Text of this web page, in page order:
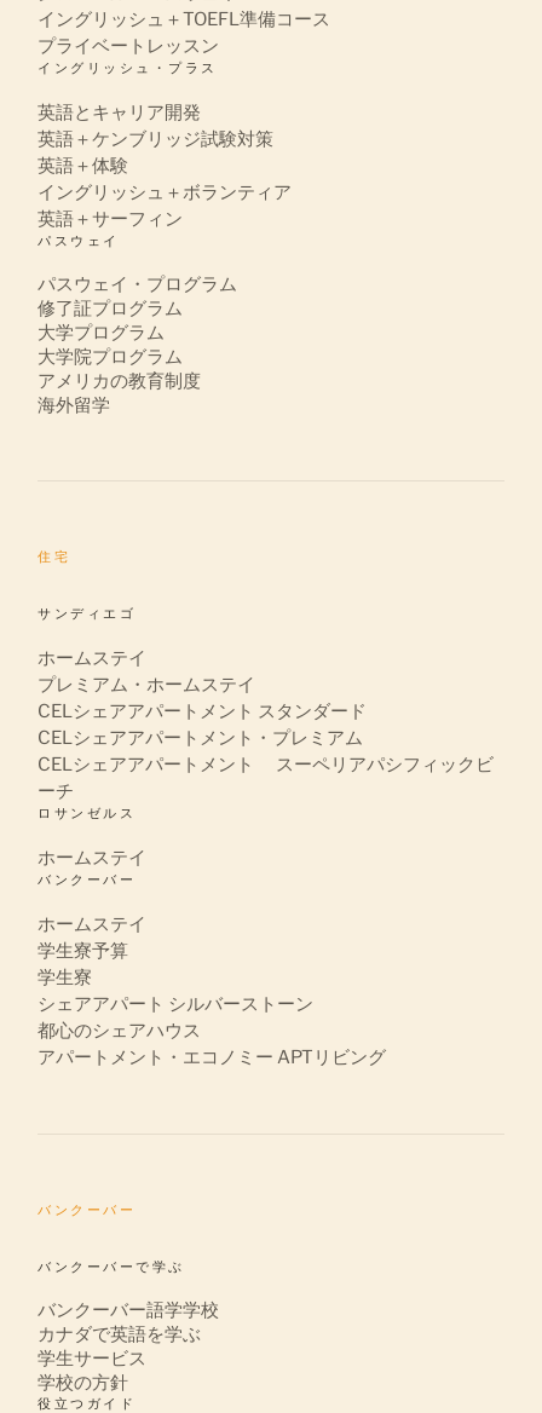
イングリッシュ＋TOEFL準備コース
プライベートレッスン
イングリッシュ・プラス
英語とキャリア開発
英語＋ケンブリッジ試験対策
英語＋体験
イングリッシュ＋ボランティア
英語＋サーフィン
パスウェイ
パスウェイ・プログラム
修了証プログラム
大学プログラム
大学院プログラム
アメリカの教育制度
海外留学
住宅
サンディエゴ
ホームステイ
プレミアム・ホームステイ
CELシェアアパートメント スタンダード
CELシェアアパートメント・プレミアム
CELシェアアパートメント スーペリアパシフィックビ
ーチ
ロサンゼルス
ホームステイ
バンクーバー
ホームステイ
学生寮予算
学生寮
シェアアパート シルバーストーン
都心のシェアハウス
アパートメント・エコノミー APTリビング
バンクーバー
バンクーバーで学ぶ
バンクーバー語学学校
カナダで英語を学ぶ
学生サービス
学校の方針
役立つガイド